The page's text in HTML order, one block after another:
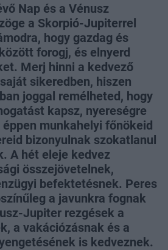
Nap és a Vénusz
a Skorpió-Jupiterrel
hogy gazdag és
forogj, és elnyerd
Merj hinni a kedvező
sikeredben, hiszen
joggal remélheted, hogy
kapsz, nyereségre
munkahelyi főnökeid
bizonyulnak szokatlanul
A hét eleje kedvez
összejövetelnek,
befektetésnek. Peres
a javunkra fognak
Jupiter rezgések a
a vakációzásnak és a
is kedveznek.